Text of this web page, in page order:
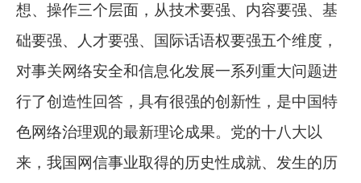
想、操作三个层面，从技术要强、内容要强、基
础要强、人才要强、国际话语权要强五个维度，
对事关网络安全和信息化发展一系列重大问题进
行了创造性回答，具有很强的创新性，是中国特
色网络治理观的最新理论成果。党的十八大以
来，我国网信事业取得的历史性成就、发生的历